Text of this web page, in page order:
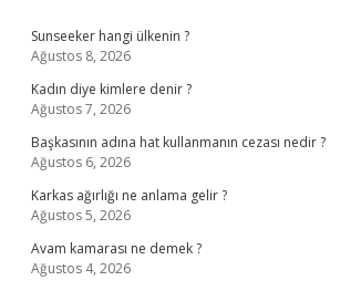
Sunseeker hangi ülkenin ?
Ağustos 8, 2026
Kadın diye kimlere denir ?
Ağustos 7, 2026
Başkasının adına hat kullanmanın cezası nedir ?
Ağustos 6, 2026
Karkas ağırlığı ne anlama gelir ?
Ağustos 5, 2026
Avam kamarası ne demek ?
Ağustos 4, 2026